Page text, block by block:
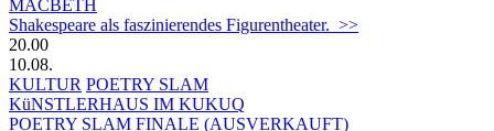
MACBETH
Shakespeare als faszinierendes Figurentheater. >>
20.00
10.08.
KULTUR POETRY SLAM
KüNSTLERHAUS IM KUKUQ
POETRY SLAM FINALE (AUSVERKAUFT)